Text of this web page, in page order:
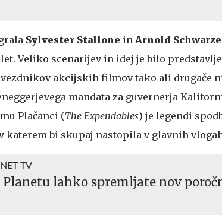
Sylvester Stallone in Arnold
Veliko scenarijev in idej je bilo
akcijskih filmov tako ali drugače
mandata za guvernerja
Plačanci (The Expendables) je legendi
katerem bi skupaj nastopila v glavnih
TV
Planetu lahko spremljate nov